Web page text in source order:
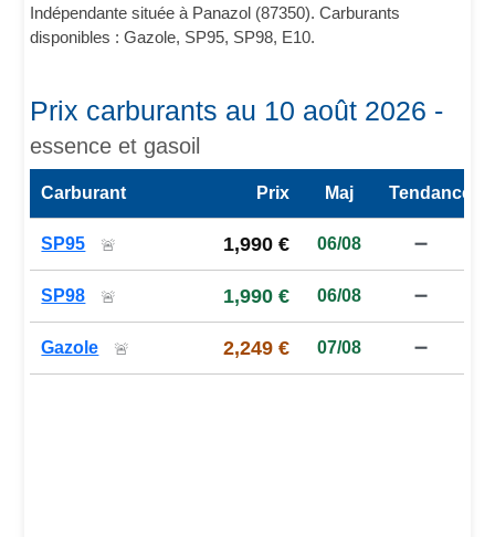
Indépendante située à Panazol (87350). Carburants
disponibles : Gazole, SP95, SP98, E10.
Prix carburants au 10 août 2026 -
essence et gasoil
Carburant Prix Maj Tendance
SP95 🚨 1,990 € 06/08 ➖
SP98 🚨 1,990 € 06/08 ➖
Gazole 🚨 2,249 € 07/08 ➖